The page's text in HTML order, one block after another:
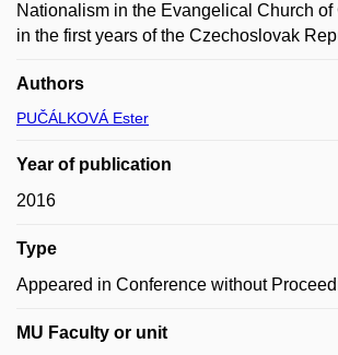
Nationalism in the Evangelical Church of
in the first years of the Czechoslovak
Authors
PUČÁLKOVÁ Ester
Year of publication
2016
Type
Appeared in Conference without
MU Faculty or unit